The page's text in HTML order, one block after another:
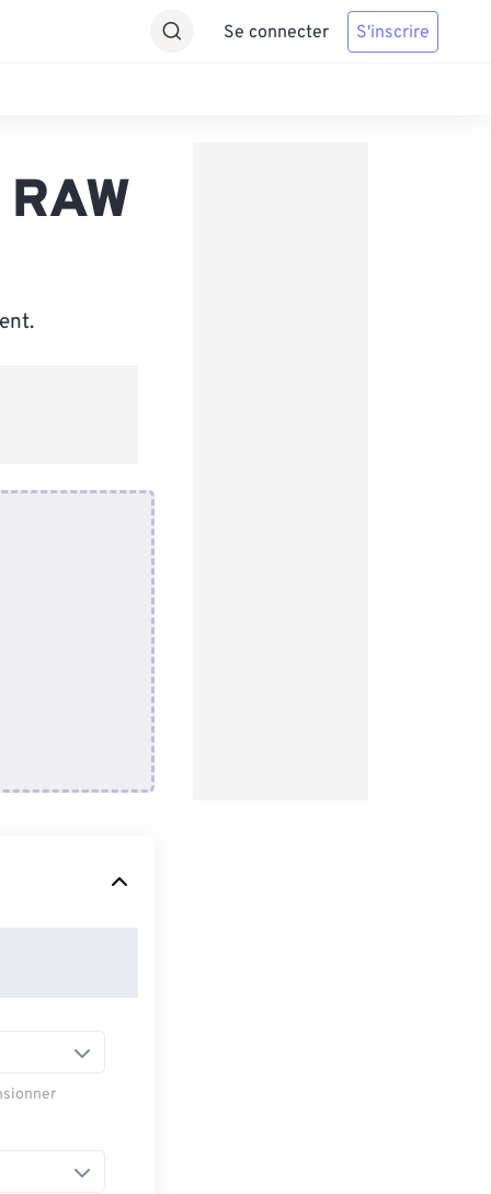
Se connecter S'inscrire